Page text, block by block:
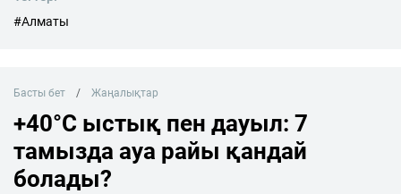
#Алматы
Басты бет Жаңалықтар
+40°C ыстық пен дауыл: 7
тамызда ауа райы қандай
болады?